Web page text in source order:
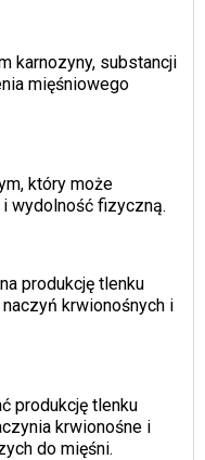
karnozyny, substancji
mięśniowego
który może
i wydolność fizyczną.
produkcję tlenku
krwionośnych i
produkcję tlenku
krwionośne i
do mięśni.